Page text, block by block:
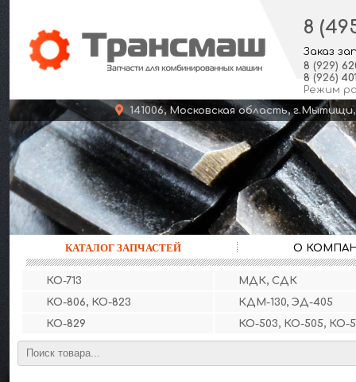
8
Заказ
8 (929)
8 (926)
Режим
141006, Московская область,
КАТАЛОГ ЗАПЧАСТЕЙ О
КО-713
МДК, СДК
КО-806, КО-823
КДМ-130, ЭД-405
КО-829
КО-503, КО-505, КО-